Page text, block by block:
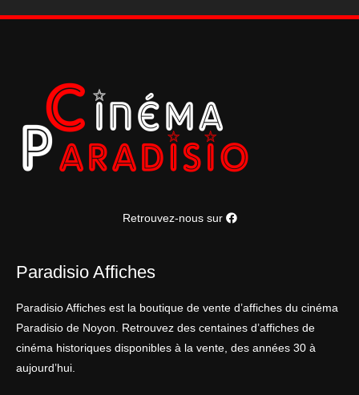
Retrouvez-nous sur
Paradisio Affiches
Paradisio Affiches est la boutique de vente d’affiches du cinéma
Paradisio de Noyon. Retrouvez des centaines d’affiches de
cinéma historiques disponibles à la vente, des années 30 à
aujourd’hui.